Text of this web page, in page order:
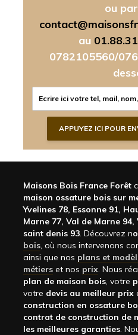
ou
au
0782105560/
Maisons Bois France Forêt
maison ossature bois sur
Yvelines 78, Essonne 91,
Marne 77, Val de Marne 94,
saint denis 93. Découvrez n
bois, où nous intervenons
ainsi que nos plans et
métiers et nos prix. Nous
plan de maison bois, votre
votre devis au meilleur prix
construction en ossature
contrat de construction de
les meilleures garanties.